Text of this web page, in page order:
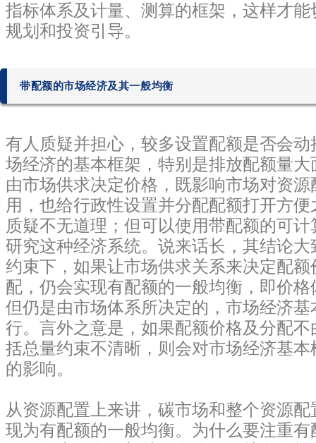
指标体系及计量、测算的框架，这样才
规划和投资引导。
带配额的市场经济及其一般均衡
有人质疑并担心，较多设置配额是否会
场经济的基本框架，特别是排放配额量
由市场供求决定价格，既影响市场对资
用，也给行政性设置并分配配额打开方便
质疑不无道理； 但可以使用带配额的可
研究这种经济系统。 说来话长，其结论大
约束下，如果让市场供求关系来决定配
配，仍会实现有配额的一般均衡，即价
但仍是由市场体系所决定的，市场经济
行。 言外之意是，如果配额价格及分配
括总量约束不清晰，则会对市场经济基
的影响。
从资源配置上来讲，碳市场和整个资源
现为有配额的一般均衡。为什么要注重